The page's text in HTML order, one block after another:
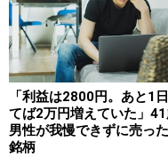
「家族を抱える
手元に現預金はいく
低でも500万円は現金
「家族がいるので、
は精神的に余裕が持て
「利益は2800円。あと1
てば2万円増えていた」
男性が我慢できずに売っ
銘柄